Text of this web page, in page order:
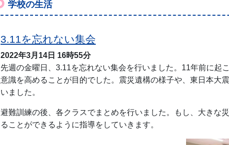
学校の生活
3.11を忘れない集会
2022年3月14日 16時55分
先週の金曜日、3.11を忘れない集会を行いました。11年前に起
意識を高めることが目的でした。震災遺構の様子や、東日本大
いました。
避難訓練の後、各クラスでまとめを行いました。もし、大きな
ることができるように指導をしていきます。